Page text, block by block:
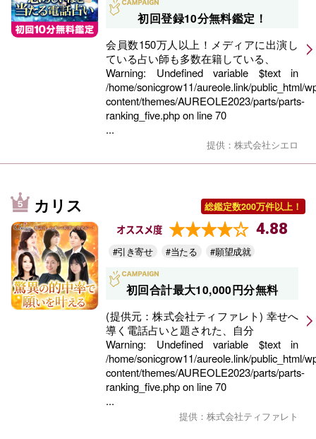
初回登録10分無料鑑定！
会員数150万人以上！メディアに出演し
ている占い師も多数在籍している、
Warning: Undefined variable $text in
/home/sonicgrow11/aureole.link/public_html/
content/themes/AUREOLE2023/parts/parts-
ranking_five.phpon line70
...
提供：株式会社シエロ
カリス 総鑑定数200万件以上！
オススメ度 4.88
#引き寄せ #当たる #願望成就
初回合計最大10,000円分無料
(提供元：株式会社ティファレト) 幸せへ
導く電話占いと題された、自分
Warning: Undefined variable $text in
/home/sonicgrow11/aureole.link/public_html/
content/themes/AUREOLE2023/parts/parts-
ranking_five.phpon line70
...
提供：株式会社ティファレト